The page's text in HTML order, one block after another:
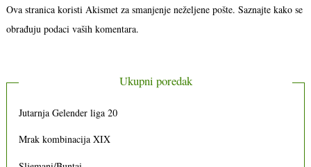
Ova stranica koristi Akismet za smanjenje neželjene pošte. Saznajte kako se
obrađuju podaci vaših komentara.
Ukupni poredak
Jutarnja Gelender liga 20
Mrak kombinacija XIX